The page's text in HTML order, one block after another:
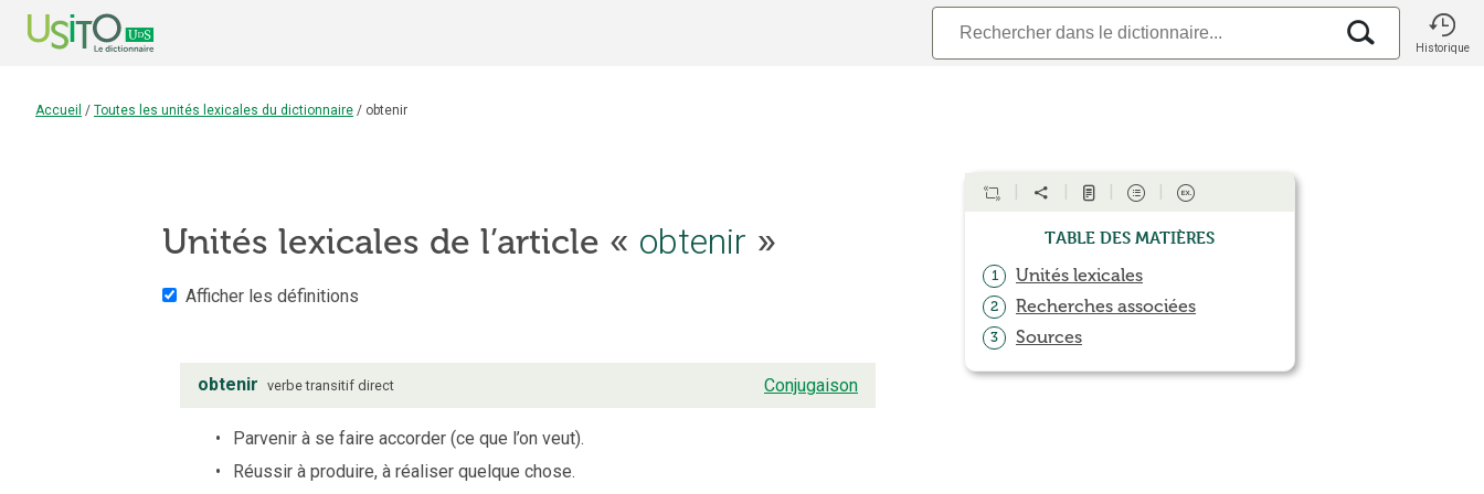
Historique
Accueil / Toutes les unités lexicales du dictionnaire / obtenir
Unités lexicales de l’article « obtenir »
Afficher les définitions
obtenir verbe transitif direct Conjugaison
Parvenir à se faire accorder (ce que l’on veut).
Réussir à produire, à réaliser quelque chose.
Table des matières
1 Unités lexicales
2 Recherches associées
3 Sources